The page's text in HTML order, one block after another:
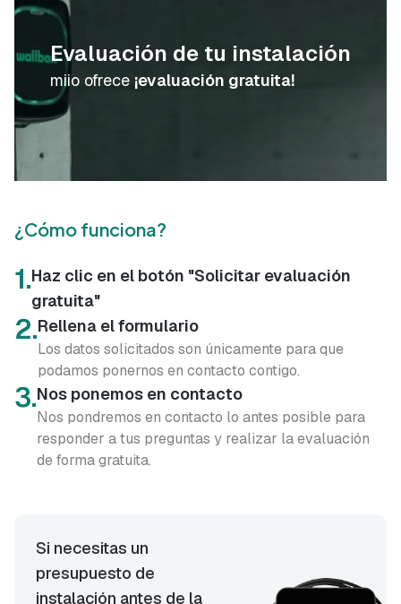
Evaluación de tu instalación
miio ofrece ¡evaluación gratuita!
¿Cómo funciona?
1.Haz clic en el botón "Solicitar evaluación
gratuita"
2.Rellena el formulario
Los datos solicitados son únicamente para que
podamos ponernos en contacto contigo.
3.Nos ponemos en contacto
Nos pondremos en contacto lo antes posible para
responder a tus preguntas y realizar la evaluación
de forma gratuita.
Si necesitas un
presupuesto de
instalación antes de la